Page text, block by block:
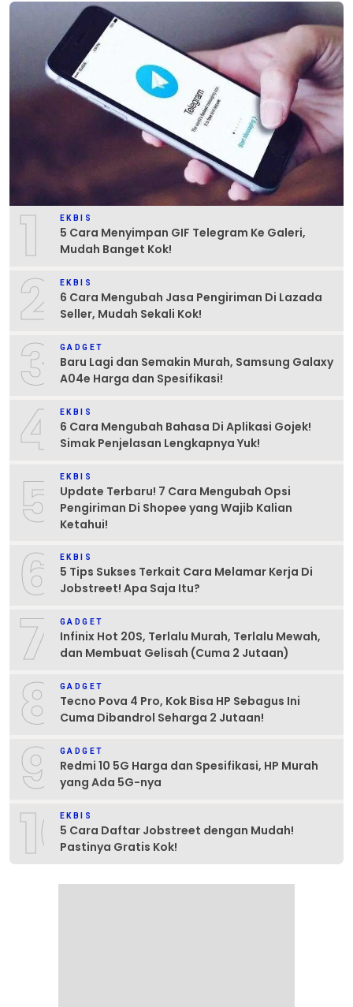
1 EKBIS
5 Cara Menyimpan GIF Telegram Ke Galeri,
Mudah Banget Kok!
2 EKBIS
6 Cara Mengubah Jasa Pengiriman Di Lazada
Seller, Mudah Sekali Kok!
3 GADGET
Baru Lagi dan Semakin Murah, Samsung Galaxy
A04e Harga dan Spesifikasi!
4 EKBIS
6 Cara Mengubah Bahasa Di Aplikasi Gojek!
Simak Penjelasan Lengkapnya Yuk!
5 EKBIS
Update Terbaru! 7 Cara Mengubah Opsi
Pengiriman Di Shopee yang Wajib Kalian
Ketahui!
6 EKBIS
5 Tips Sukses Terkait Cara Melamar Kerja Di
Jobstreet! Apa Saja Itu?
7 GADGET
Infinix Hot 20S, Terlalu Murah, Terlalu Mewah,
dan Membuat Gelisah (Cuma 2 Jutaan)
8 GADGET
Tecno Pova 4 Pro, Kok Bisa HP Sebagus Ini
Cuma Dibandrol Seharga 2 Jutaan!
9 GADGET
Redmi 10 5G Harga dan Spesifikasi, HP Murah
yang Ada 5G-nya
10EKBIS
5 Cara Daftar Jobstreet dengan Mudah!
Pastinya Gratis Kok!